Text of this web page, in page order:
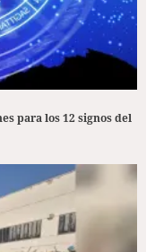
para los 12 signos del